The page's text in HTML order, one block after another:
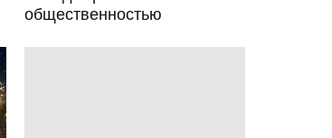
общественностью